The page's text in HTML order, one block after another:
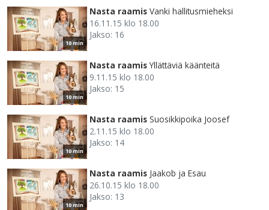
10 min
Nasta raamis Vanki hallitusmieheksi
16.11.15 klo 18.00
Jakso: 16
10 min
Nasta raamis Yllättäviä käänteitä
9.11.15 klo 18.00
Jakso: 15
10 min
Nasta raamis Suosikkipoika Joosef
2.11.15 klo 18.00
Jakso: 14
10 min
Nasta raamis Jaakob ja Esau
26.10.15 klo 18.00
Jakso: 13